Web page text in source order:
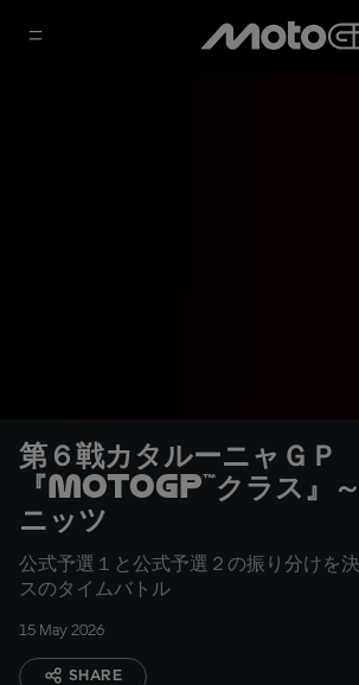
第６戦カタルーニャＧＰ
『MotoGP™クラス』～
ニッツ
公式予選１と公式予選２の振り分けを
スのタイムバトル
15 May 2026
SHARE